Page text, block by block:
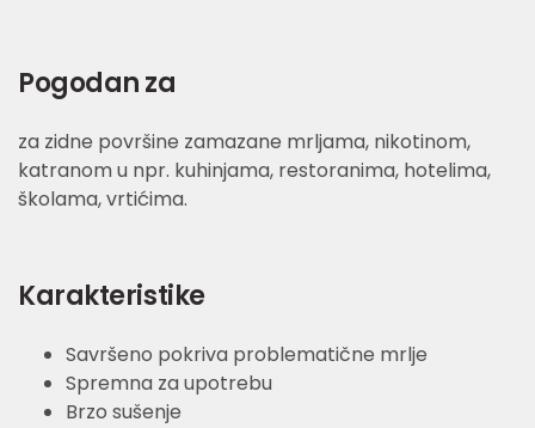
Pogodan za
za zidne površine zamazane mrljama, nikotinom,
katranom u npr. kuhinjama, restoranima, hotelima,
školama, vrtićima.
Karakteristike
Savršeno pokriva problematične mrlje
Spremna za upotrebu
Brzo sušenje